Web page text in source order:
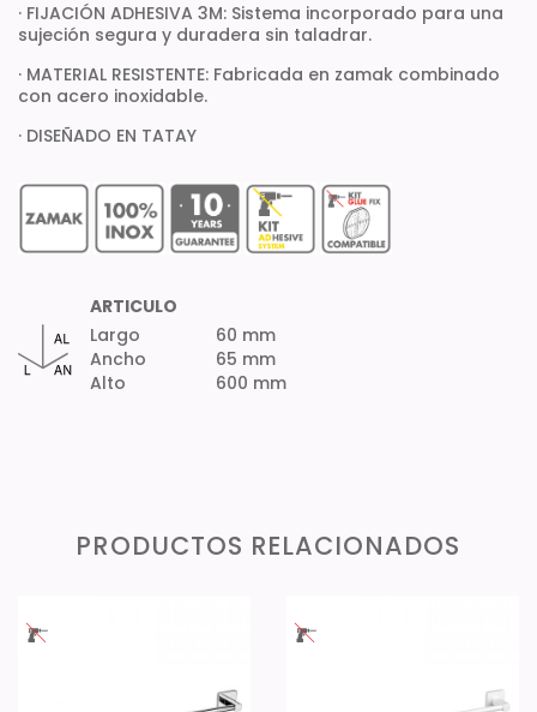
· FIJACIÓN ADHESIVA 3M: Sistema incorporado para una
sujeción segura y duradera sin taladrar.
· MATERIAL RESISTENTE: Fabricada en zamak combinado
con acero inoxidable.
· DISEÑADO EN TATAY
ARTICULO
Largo
Ancho
Alto
60 mm
65 mm
600 mm
PRODUCTOS RELACIONADOS